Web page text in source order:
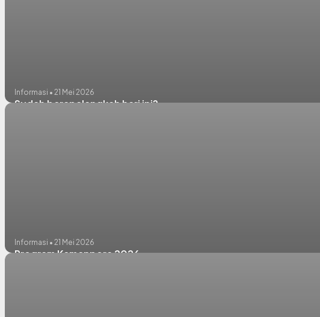
Informasi • 21 Mei 2026
Sudah berapalangkah hari ini?
Informasi • 21 Mei 2026
Program Kemenpora 2026